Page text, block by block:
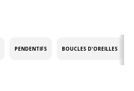
PENDENTIFS BOUCLES D'OREILLES